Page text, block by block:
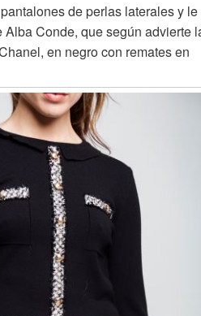
de perlas laterales y le
Alba Conde, que según advierte
en negro con remates en